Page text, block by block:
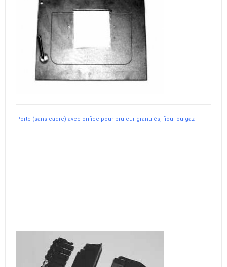
Porte (sans cadre) avec orifice pour bruleur granulés, fioul ou gaz